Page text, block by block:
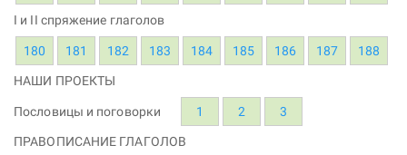
I и II спряжение глаголов
180 181 182 183 184 185 186 187 188
НАШИ ПРОЕКТЫ
Пословицы и поговорки 1 2 3
ПРАВОПИСАНИЕ ГЛАГОЛОВ